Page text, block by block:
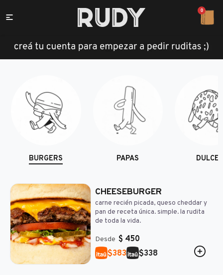

0
BURGERS PAPAS
CHEESEBURGER
carne recién picada, queso cheddar y
pan de receta única. simple. la rudita
de toda la vida.
Desde $ 450
$338
$383